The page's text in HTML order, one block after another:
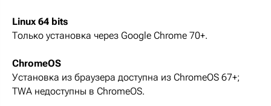
Linux 64 bits
Только установка через Google Chrome 70+.
ChromeOS
Установка из браузера доступна из ChromeOS 67+;
TWA недоступны в ChromeOS.